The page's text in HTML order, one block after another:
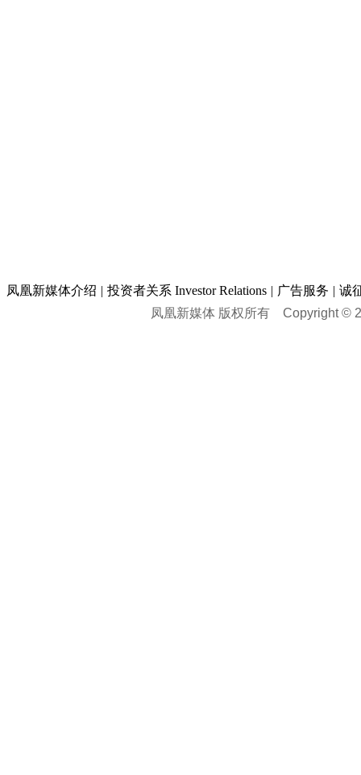
凤凰新媒体介绍 | 投资者关系 Investor Relations | 广告服务 | 诚
凤凰新媒体 版权所有 Copyright ©